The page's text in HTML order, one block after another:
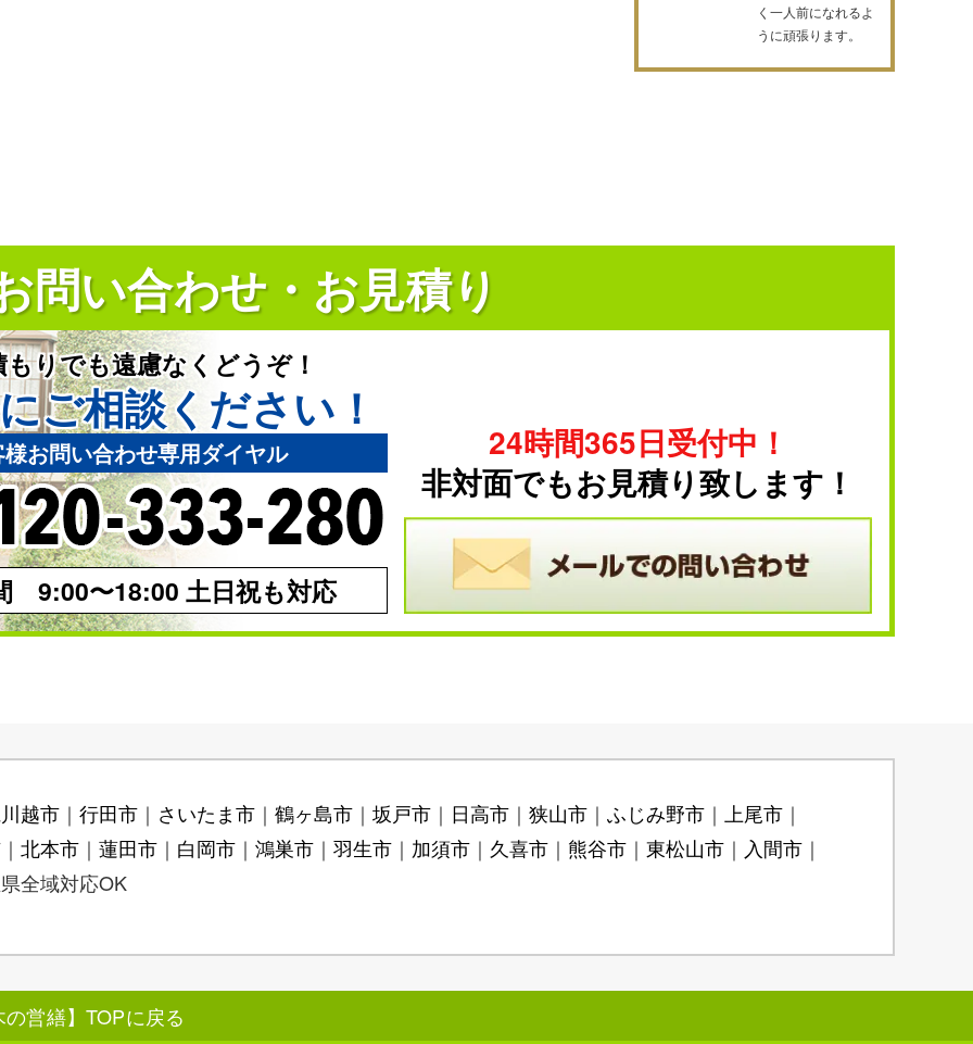
く一人前になれるよ
うに頑張ります。
問い合わせ・お見積り
りでも遠慮なくどうぞ！
ご相談ください！
お問い合わせ専用ダイヤル
9:00〜18:00 土日祝も対応
24時間365日受付中！
非対面でもお見積り致します！
越市 行田市 さいたま市 鶴ヶ島市 坂戸市 日高市 狭山市 ふじみ野市
上尾市
北本市 蓮田市 白岡市 鴻巣市 羽生市 加須市 久喜市 熊谷市 東松山市
入間市
全域対応OK
営繕】TOPに戻る